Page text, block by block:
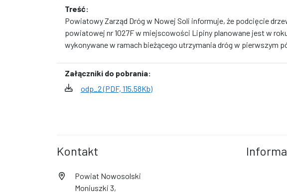
Treść:
Powiatowy Zarząd Dróg w Nowej Soli informuje, że podcięcie
powiatowej nr 1027F w miejscowości Lipiny planowane jest w
wykonywane w ramach bieżącego utrzymania dróg w pierwszym
Załączniki do pobrania:
odp_2 (PDF, 115.58Kb)
Kontakt
Powiat Nowosolski
Moniuszki 3,